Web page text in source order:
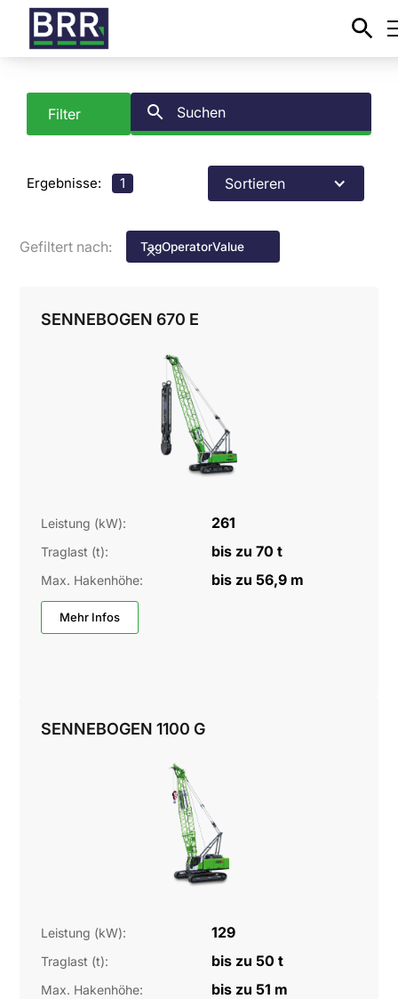
Filter
Ergebnisse: 1 Sortieren
Gefiltert nach: TagOperatorValue
SENNEBOGEN 670 E
Leistung (kW): 261
Traglast (t): bis zu 70 t
Max. Hakenhöhe: bis zu 56,9 m
Mehr Infos
SENNEBOGEN 1100 G
Leistung (kW): 129
Traglast (t): bis zu 50 t
Max. Hakenhöhe: bis zu 51 m